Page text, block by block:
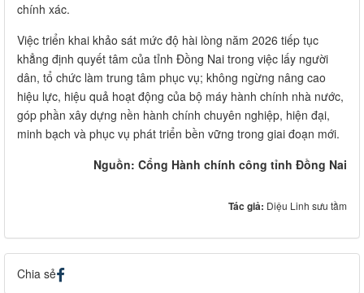
chính xác.
Việc triển khai khảo sát mức độ hài lòng năm 2026 tiếp tục
khẳng định quyết tâm của tỉnh Đồng Nai trong việc lấy người
dân, tổ chức làm trung tâm phục vụ; không ngừng nâng cao
hiệu lực, hiệu quả hoạt động của bộ máy hành chính nhà nước,
góp phần xây dựng nền hành chính chuyên nghiệp, hiện đại,
minh bạch và phục vụ phát triển bền vững trong giai đoạn mới.
Nguồn: Cổng Hành chính công tỉnh Đồng Nai
Tác giả: Diệu Linh sưu tầm
Chia sẻ